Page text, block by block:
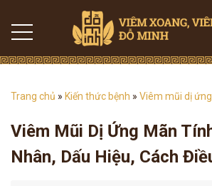
Trang chủ » Kiến thức bệnh » Viêm mũi dị ứng
Viêm Mũi Dị Ứng Mãn
Nhân, Dấu Hiệu, Cách